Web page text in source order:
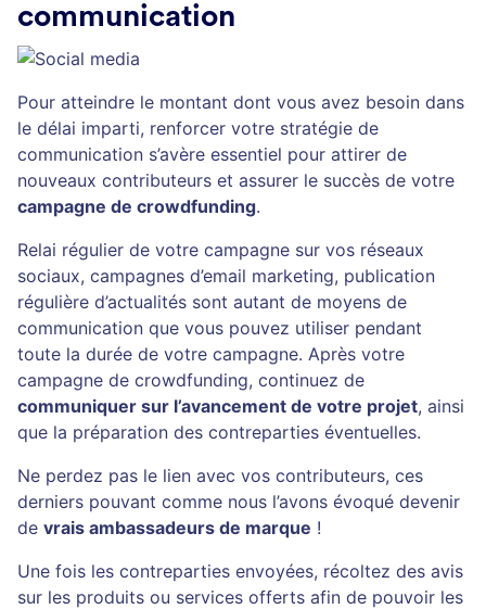
communication
Pour atteindre le montant dont vous avez besoin dans
le délai imparti, renforcer votre stratégie de
communication s’avère essentiel pour attirer de
nouveaux contributeurs et assurer le succès de votre
campagne de crowdfunding.
Relai régulier de votre campagne sur vos réseaux
sociaux, campagnes d’email marketing, publication
régulière d’actualités sont autant de moyens de
communication que vous pouvez utiliser pendant
toute la durée de votre campagne. Après votre
campagne de crowdfunding, continuez de
communiquer sur l’avancement de votre projet, ainsi
que la préparation des contreparties éventuelles.
Ne perdez pas le lien avec vos contributeurs, ces
derniers pouvant comme nous l’avons évoqué devenir
de vrais ambassadeurs de marque !
Une fois les contreparties envoyées, récoltez des avis
sur les produits ou services offerts afin de pouvoir les